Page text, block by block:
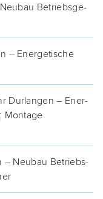
Betriebs­ge­
– Ener­ge­ti­sche
Dur­lan­gen – Ener­
Mon­ta­ge
– Neu­bau Betriebs­